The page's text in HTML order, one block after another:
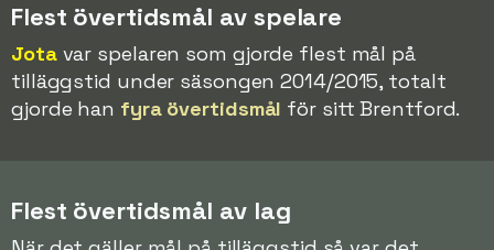
Flest övertidsmål av spelare
Jotavar spelaren som gjorde flest mål på
tilläggstid under säsongen 2014/2015, totalt
gjorde han fyra övertidsmål för sitt Brentford.
Flest övertidsmål av lag